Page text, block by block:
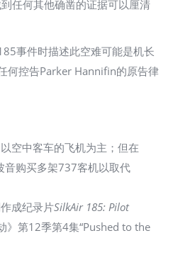
任何其他确凿的证据可以厘清
事件时描述此空难可能是机长
何控告Parker Hannifin的原告律
空中客车的飞机为主；但在
购买多架737客机以取代
成纪录片SilkAir 185: Pilot
》第12季第4集“Pushed to the